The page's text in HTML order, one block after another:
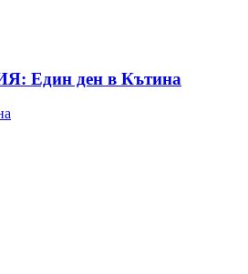
Един ден в Кътина